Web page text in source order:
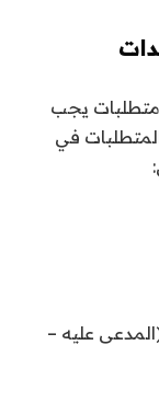
متطلبات يجب
في
عليه –